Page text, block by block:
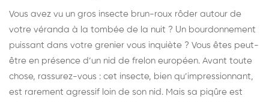
Vous avez vu un gros insecte brun-roux rôder autour de
votre véranda à la tombée de la nuit ? Un bourdonnement
puissant dans votre grenier vous inquiète ? Vous êtes peut-
être en présence d’un nid de frelon européen. Avant toute
chose, rassurez-vous : cet insecte, bien qu’impressionnant,
est rarement agressif loin de son nid. Mais sa piqûre est